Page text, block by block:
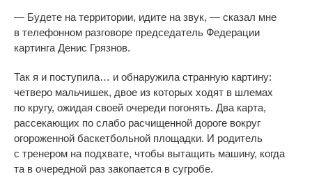
— Будете на территории, идите на звук, — сказал мне
в телефонном разговоре председатель Федерации
картинга Денис Грязнов.
Так я и поступила… и обнаружила странную картину:
четверо мальчишек, двое из которых ходят в шлемах
по кругу, ожидая своей очереди погонять. Два карта,
рассекающих по слабо расчищенной дороге вокруг
огороженной баскетбольной площадки. И родитель
с тренером на подхвате, чтобы вытащить машину, когда
та в очередной раз закопается в сугробе.